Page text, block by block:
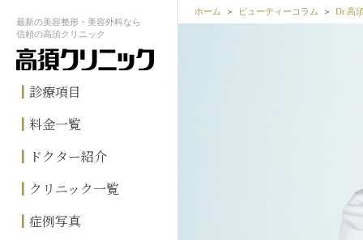
最新の美容整形・美容外科なら
信頼の高須クリニック
診療項目
料金一覧
ドクター紹介
クリニック一覧
症例写真
ホーム ビューティーコラム Dr.高